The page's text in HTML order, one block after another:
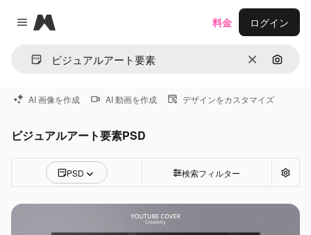
Close menu
Magnific
消去 画像で
料金 ログイン
AI 画像を作成 AI 動画を作成 デザインをカスタマイズ
ビジュアルアート要素PSD
PSD 検索フィルター